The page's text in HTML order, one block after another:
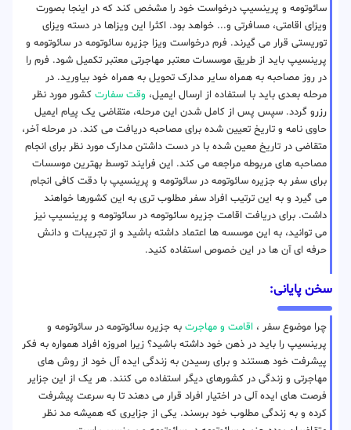
سائوتومه و پرینسیپ درخواست خود را مشخص کند که در اینجا بصورت
ویزای اقامتی، مسافرتی و... خواهد بود. اکثرا این ویزاها در دسته ویزای
توریستی قرار می گیرند. فرم درخواست ویزا جزیره سائوتومه در سائوتومه و
پرینسیپ باید از طریق موسسات معتبر مهاجرتی معتبر تکمیل شود. فرم را
در روز مصاحبه به همراه سایر مدارک تحویل به همراه خود بیاورید. در
مرحله بعدی باید با استفاده از ارسال ایمیل، وقت سفارت کشور مورد نظر
رزرو گردد. سپس پس از کامل شدن این مرحله، متقاضی یک پیام ایمیل
حاوی نامه و تاریخ تعیین شده برای مصاحبه دریافت می کند. در مرحله آخر،
متقاضی در تاریخ معین شده با در دست داشتن مدارک مورد نظر برای انجام
مصاحبه های مربوطه مراجعه می کند. این فرایند توسط بهترین موسسات
برای سفر به جزیره سائوتومه در سائوتومه و پرینسیپ با دقت کافی انجام
می گیرد و به این ترتیب افراد سفر مطلوب تری به این کشورها خواهند
داشت. برای دریافت اقامت جزیره سائوتومه در سائوتومه و پرینسیپ نیز
می توانید، به این موسسه ها اعتماد داشته باشید و از تجریبات و دانش
حرفه ای آن ها در این خصوص استفاده کنید.
سخن پایانی:
چرا موضوع سفر ، اقامت و مهاجرت به جزیره سائوتومه در سائوتومه و
پرینسیپ را باید در ذهن خود داشته باشید؟ زیرا امروزه افراد همواره به فکر
پیشرفت خود هستند و برای رسیدن به زندگی ایده آل خود از روش های
مهاجرتی و زندگی در کشورهای دیگر استفاده می کنند. هر یک از این جزایر
فرصت های ایده آلی در اختیار افراد قرار می دهند تا به سرعت پیشرفت
کرده و به زندگی مطلوب خود برسند. یکی از جزایری که همیشه مد نظر